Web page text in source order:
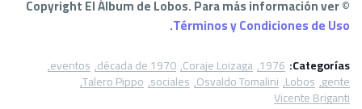
© Copyright El Álbum de Lobos. Para más información ver
Términos y Condiciones de Uso
.
Categorías:
1976
Coraje Loizaga
década de 1970
eventos
gente
Lobos
Osvaldo Tomalini
sociales
Talero Pippo
Vicente Briganti